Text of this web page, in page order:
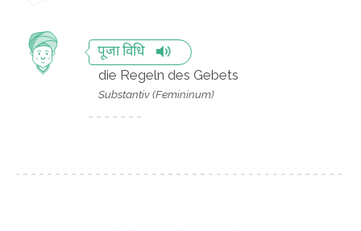
पूजा विधि
die Regeln des Gebets
Substantiv (Femininum)